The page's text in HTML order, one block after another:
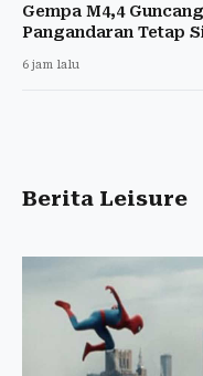
Gempa M4,4
Pangandaran Tetap
6 jam lalu
Berita Leisure